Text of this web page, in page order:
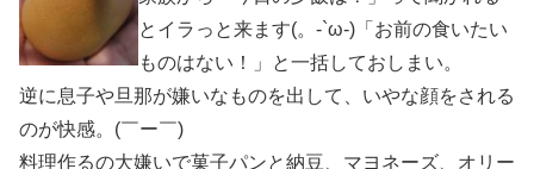
とイラっと来ます(。-`ω-)「お前の食いたい
ものはない！」と一括しておしまい。
逆に息子や旦那が嫌いなものを出して、いやな顔をされる
のが快感。(￣ー￣)
料理作るの大嫌いで菓子パンと納豆、マヨネーズ、オリー